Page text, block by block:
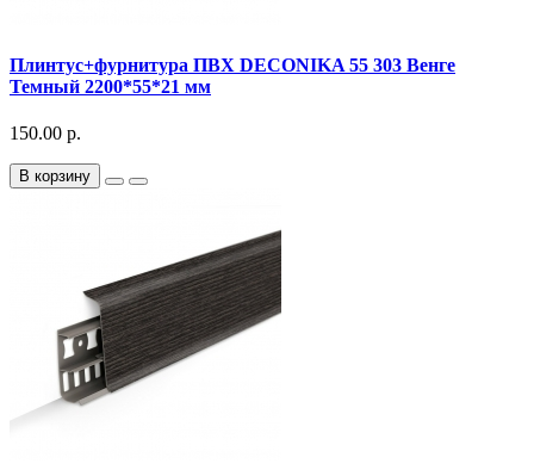
Плинтус+фурнитура ПВХ DECONIKA 55 303 Венге
Темный 2200*55*21 мм
150.00 р.
В корзину